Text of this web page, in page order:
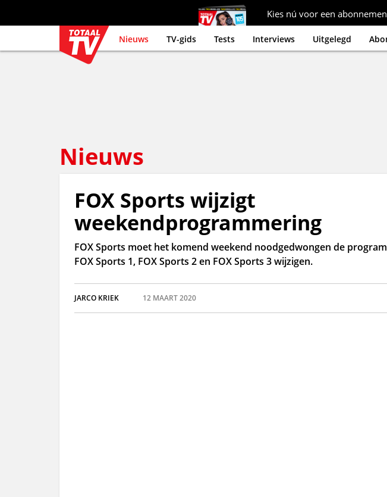
Kies nú voor een
Nieuws TV-gids Tests Interviews Uitgelegd
Nieuws
FOX Sports wijzigt
weekendprogrammering
FOX Sports moet het komend weekend noodgedwongen de
FOX Sports 1, FOX Sports 2 en FOX Sports 3 wijzigen.
JARCO KRIEK 12 MAART 2020